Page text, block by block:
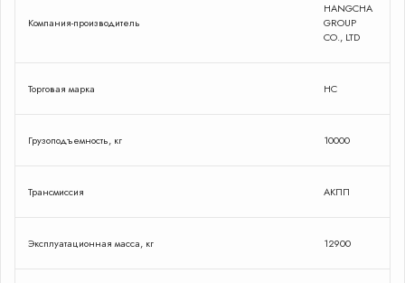
Компания-производитель
HANGCHA
GROUP
CO., LTD
Торговая марка HC
Грузоподъемность, кг 10000
Трансмиссия АКПП
Эксплуатационная масса, кг 12900